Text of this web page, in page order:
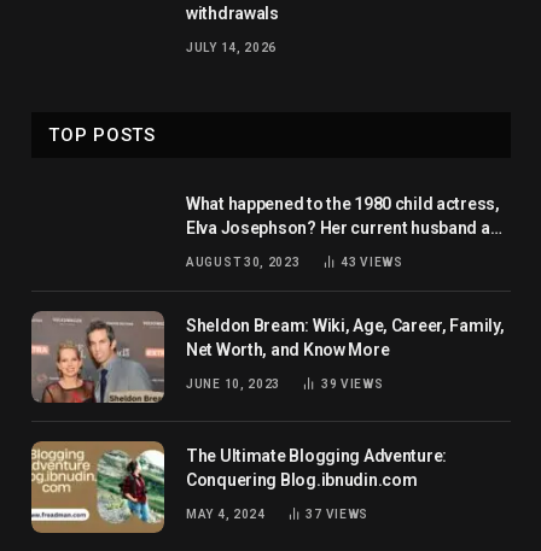
withdrawals
JULY 14, 2026
TOP POSTS
What happened to the 1980 child actress,
Elva Josephson? Her current husband and
AUGUST 30, 2023 43VIEWS
Sheldon Bream: Wiki, Age, Career, Family,
Net Worth, and Know More
JUNE 10, 2023 39 VIEWS
The Ultimate Blogging Adventure:
Conquering Blog.ibnudin.com
MAY 4, 2024 37 VIEWS